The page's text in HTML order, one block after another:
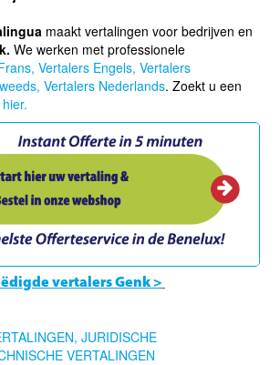
maakt vertalingen voor bedrijven en
We werken met professionele
Vertalers Engels, Vertalers
Vertalers Nederlands. Zoekt u een
vertalers Genk >
JURIDISCHE
VERTALINGEN